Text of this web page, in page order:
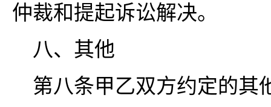
仲裁和提起诉讼解决。
八、其他
第八条甲乙双方约定的其